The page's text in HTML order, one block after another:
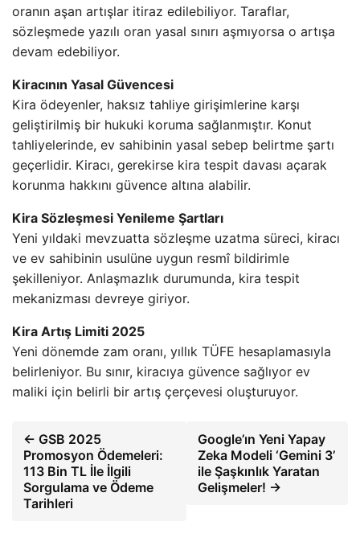
oranın aşan artışlar itiraz edilebiliyor. Taraflar,
sözleşmede yazılı oran yasal sınırı aşmıyorsa o artışa
devam edebiliyor.
Kiracının Yasal Güvencesi
Kira ödeyenler, haksız tahliye girişimlerine karşı
geliştirilmiş bir hukuki koruma sağlanmıştır. Konut
tahliyelerinde, ev sahibinin yasal sebep belirtme şartı
geçerlidir. Kiracı, gerekirse kira tespit davası açarak
korunma hakkını güvence altına alabilir.
Kira Sözleşmesi Yenileme Şartları
Yeni yıldaki mevzuatta sözleşme uzatma süreci, kiracı
ve ev sahibinin usulüne uygun resmî bildirimle
şekilleniyor. Anlaşmazlık durumunda, kira tespit
mekanizması devreye giriyor.
Kira Artış Limiti 2025
Yeni dönemde zam oranı, yıllık TÜFE hesaplamasıyla
belirleniyor. Bu sınır, kiracıya güvence sağlıyor ev
maliki için belirli bir artış çerçevesi oluşturuyor.
← GSB 2025
Promosyon Ödemeleri:
113 Bin TL İle İlgili
Sorgulama ve Ödeme
Tarihleri
Google’ın Yeni Yapay
Zeka Modeli ‘Gemini 3’
ile Şaşkınlık Yaratan
Gelişmeler! →